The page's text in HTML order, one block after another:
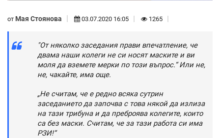
от Мая Стоянова 03.07.2020 16:05 1265
"От няколко заседания прави впечатление, че
двама наши колеги не си носят маските и ви
моля да вземете мерки по този въпрос.“ Или не,
не, чакайте, има още.
„Не считам, че е редно всяка сутрин
заседанието да започва с това някой да излиза
на тази трибуна и да преброява колегите, които
са без маски. Считам, че за тази работа си има
РЗИ!“